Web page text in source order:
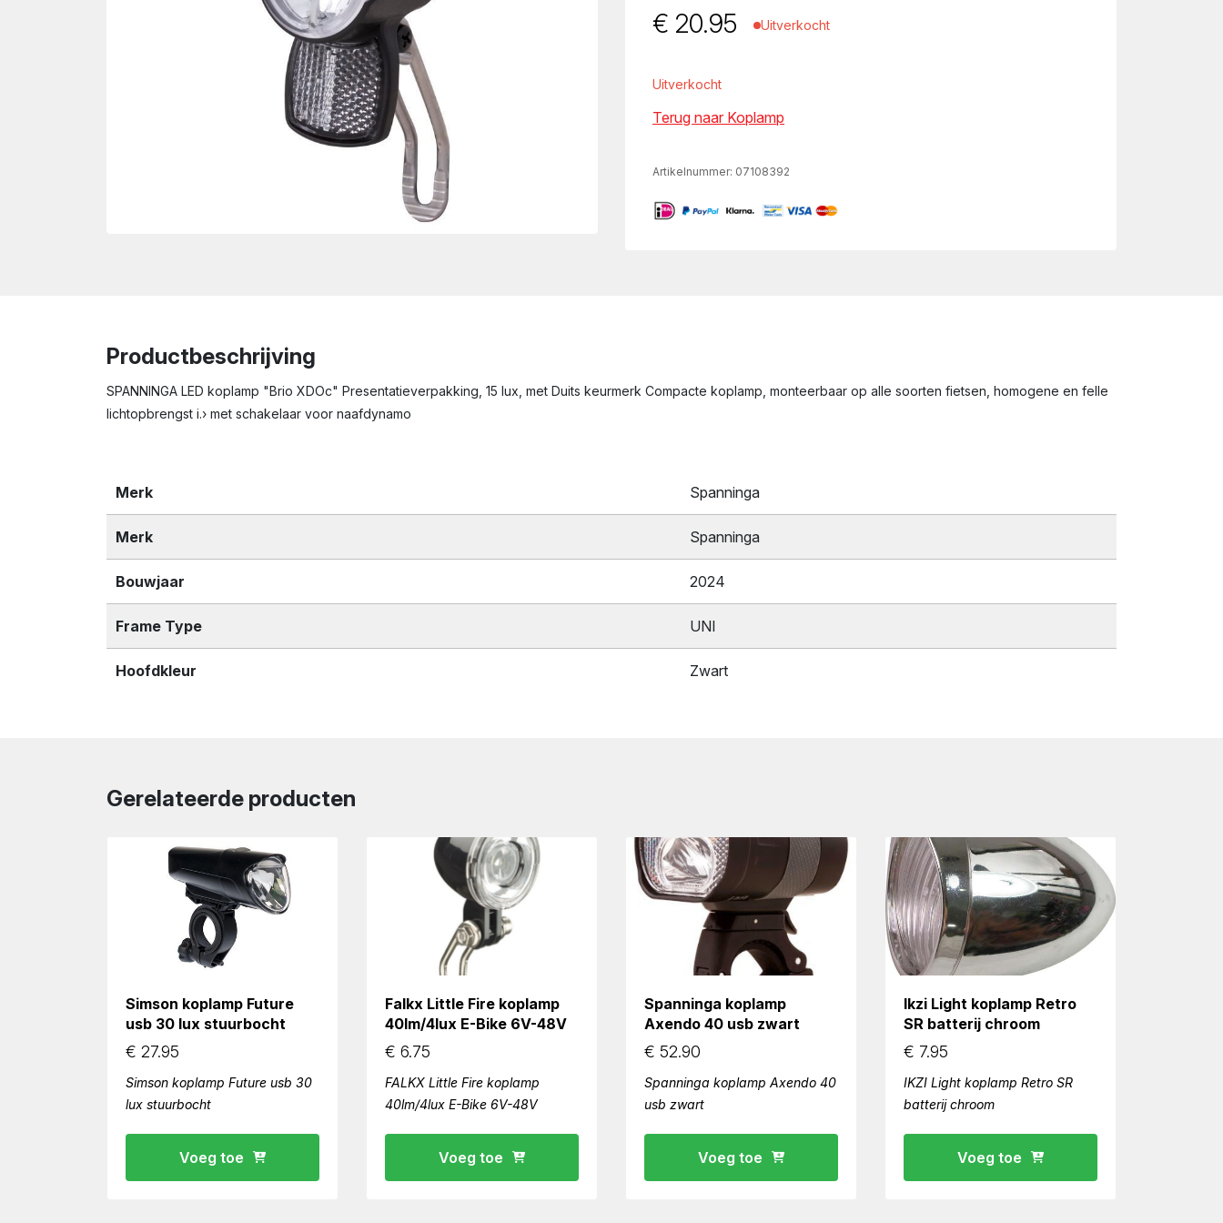
€ 20.95 Uitverkocht
Uitverkocht
Terug naar Koplamp
Artikelnummer: 07108392
Productbeschrijving
SPANNINGA LED koplamp "Brio XDOc" Presentatieverpakking, 15 lux, met Duits keurmerk Compacte koplamp, monteerbaar op alle soorten fietsen, homogene en felle
lichtopbrengst i.› met schakelaar voor naafdynamo
Merk Spanninga
Merk Spanninga
Bouwjaar 2024
Frame Type UNI
Hoofdkleur Zwart
Gerelateerde producten
Simson koplamp Future
usb 30 lux stuurbocht
€ 27.95
Simson koplamp Future usb 30
lux stuurbocht
Voeg toe
Falkx Little Fire koplamp
40lm/4lux E-Bike 6V-48V
€ 6.75
FALKX Little Fire koplamp
40lm/4lux E-Bike 6V-48V
Voeg toe
Spanninga koplamp
Axendo 40 usb zwart
€ 52.90
Spanninga koplamp Axendo 40
usb zwart
Voeg toe
Ikzi Light koplamp Retro
SR batterij chroom
€ 7.95
IKZI Light koplamp Retro SR
batterij chroom
Voeg toe